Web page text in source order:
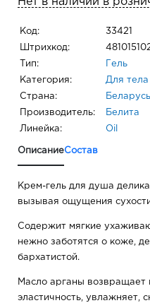
Код: 33421
Штрихкод:
Тип: Гель
Категория: Для тела
Страна: Беларусь
Производитель: Белита
Линейка: Oil
ОписаниеСостав
Крем-гель для душа
вызывая ощущения
Содержит мягкие
нежно заботятся о коже,
бархатистой.
Масло арганы возвращает
эластичность, увлажняет,